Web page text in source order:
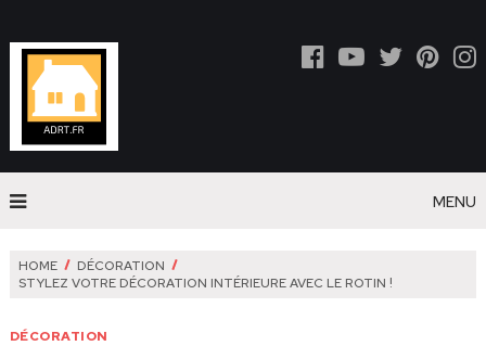
MENU
HOME
DÉCORATION
STYLEZ VOTRE DÉCORATION INTÉRIEURE AVEC LE ROTIN !
DÉCORATION